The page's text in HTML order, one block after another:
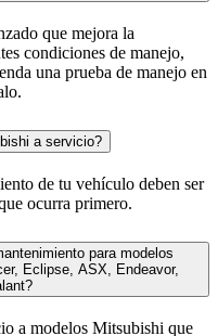
que mejora la
condiciones de manejo,
una prueba de manejo en
a servicio?
de tu vehículo deben ser
ocurra primero.
para modelos
Eclipse, ASX, Endeavor,
a modelos Mitsubishi que